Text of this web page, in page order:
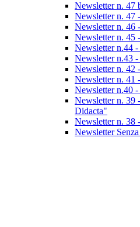
Newsletter n. 47
Newsletter n. 47
Newsletter n. 46
Newsletter n. 45
Newsletter n.44
Newsletter n.43
Newsletter n. 42
Newsletter n. 41
Newsletter n.40
Newsletter n. 39
Didacta"
Newsletter n. 38
Newsletter